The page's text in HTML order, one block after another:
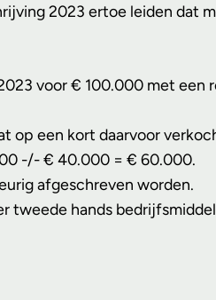
2023 ertoe leiden dat
voor € 100.000 met
op een kort daarvoor
-/- € 40.000 = € 60.000.
afgeschreven worden.
tweede hands